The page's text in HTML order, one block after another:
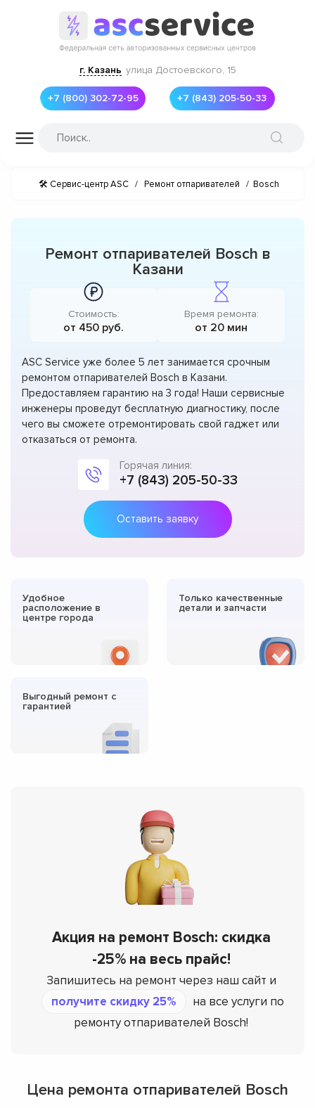
г. Казань улица Достоевского, 15
+7 (800) 302-72-95 +7 (843) 205-50-33
🛠 Сервис-центр ASC / Ремонт отпаривателей / Bosch
Ремонт отпаривателей Bosch в
Казани
Стоимость:
от 450 руб.
Время ремонта:
от 20 мин
ASC Service уже более 5 лет занимается срочным
ремонтом отпаривателей Bosch в Казани.
Предоставляем гарантию на 3 года! Наши сервисные
инженеры проведут бесплатную диагностику, после
чего вы сможете отремонтировать свой гаджет или
отказаться от ремонта.
Горячая линия:
+7 (843) 205-50-33
Оставить заявку
Удобное
расположение в
центре города
Только качественные
детали и запчасти
Выгодный ремонт с
гарантией
Акция на ремонт Bosch: скидка
-25% на весь прайс!
Запишитесь на ремонт через наш сайт и
получите скидку 25%
на все услуги по
ремонту отпаривателей Bosch!
Цена ремонта отпаривателей Bosch